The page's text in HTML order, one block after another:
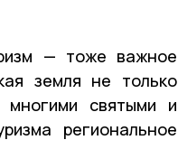
— тоже важное
земля не только
многими святыми и
региональное